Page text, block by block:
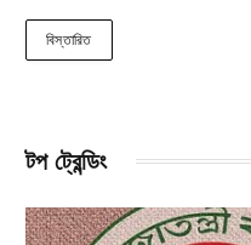
বিস্তারিত
টপ ট্রেন্ডিং